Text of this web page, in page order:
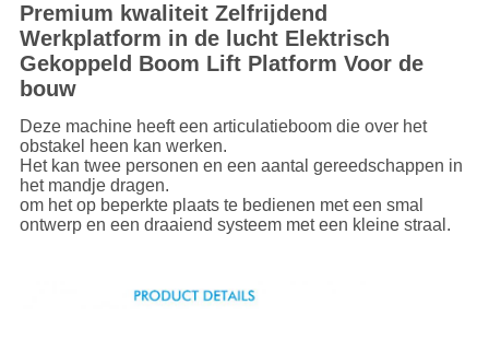
Premium kwaliteit Zelfrijdend
Werkplatform in de lucht Elektrisch
Gekoppeld Boom Lift Platform Voor de
bouw
Deze machine heeft een articulatieboom die over het
obstakel heen kan werken.
Het kan twee personen en een aantal gereedschappen in
het mandje dragen.
om het op beperkte plaats te bedienen met een smal
ontwerp en een draaiend systeem met een kleine straal.